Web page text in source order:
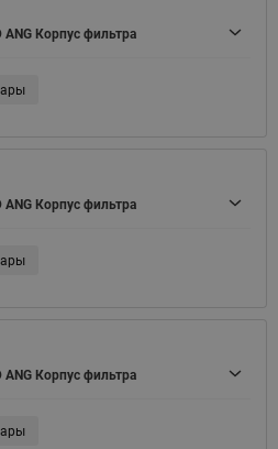
ANG Корпус фильтра
ANG Корпус фильтра
ANG Корпус фильтра